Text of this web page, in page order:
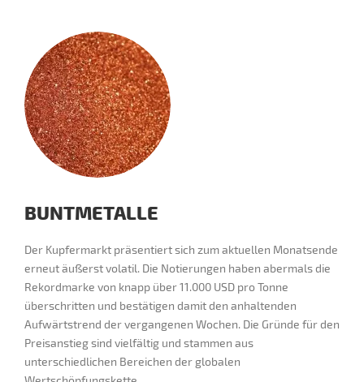
BUNTMETALLE
Der Kupfermarkt präsentiert sich zum aktuellen Monatsende
erneut äußerst volatil. Die Notierungen haben abermals die
Rekordmarke von knapp über 11.000 USD pro Tonne
überschritten und bestätigen damit den anhaltenden
Aufwärtstrend der vergangenen Wochen. Die Gründe für den
Preisanstieg sind vielfältig und stammen aus
unterschiedlichen Bereichen der globalen